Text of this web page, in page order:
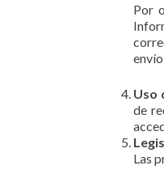
Por
Uso
de
Las